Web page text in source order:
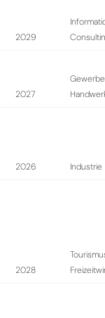
2029
2027
2026 Industrie
2028